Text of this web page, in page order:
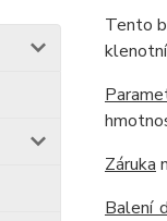
Tento
Záruka
Balení